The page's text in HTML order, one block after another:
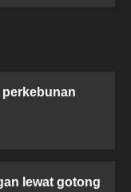
lewat gotong